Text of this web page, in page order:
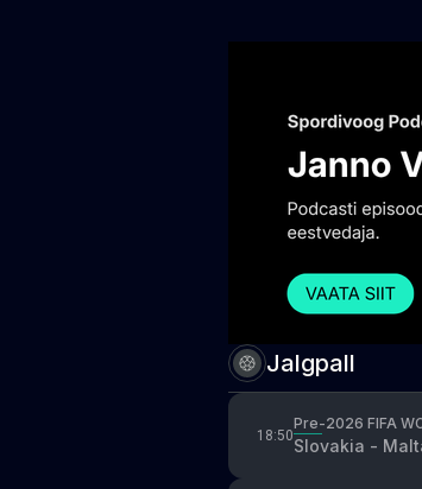
Jalgpall
18:50
Pre-2026 FIFA
Slovakia -